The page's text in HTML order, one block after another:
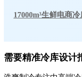
需要精准冷库设计